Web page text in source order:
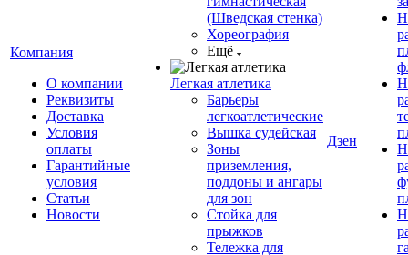
Компания
О компании
Реквизиты
Доставка
Условия
оплаты
Гарантийные
условия
Статьи
Новости
(Шведская стенка)
Хореография
Ещё
Легкая атлетика
Барьеры
легкоатлетические
Вышка судейская
Зоны
приземления,
поддоны и ангары
для зон
Стойка для
прыжков
Тележка для
Дзен